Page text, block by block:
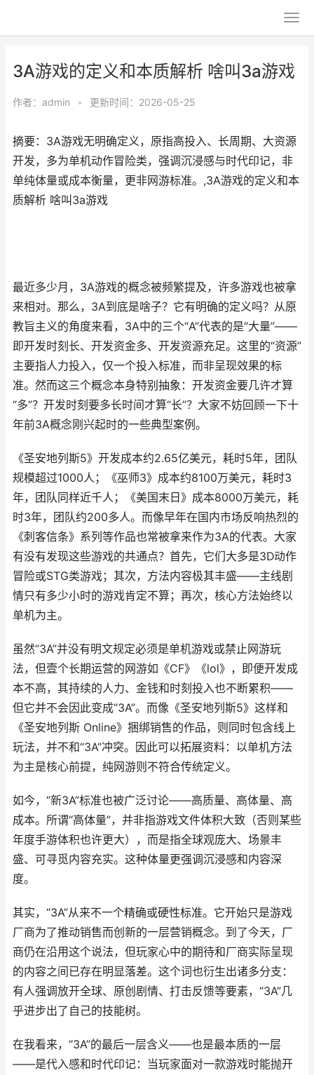
3A游戏的定义和本质解析 啥叫3a游戏
作者： admin • 更新时间：2026-05-25
摘要：3A游戏无明确定义，原指高投入、长周期、大资源
开发，多为单机动作冒险类，强调沉浸感与时代印记，非
单纯体量或成本衡量，更非网游标准。,3A游戏的定义和本
质解析 啥叫3a游戏
最近多少月，3A游戏的概念被频繁提及，许多游戏也被拿
来相对。那么，3A到底是啥子？它有明确的定义吗？从原
教旨主义的角度来看，3A中的三个“A”代表的是“大量”——
即开发时刻长、开发资金多、开发资源充足。这里的“资源”
主要指人力投入，仅一个投入标准，而非呈现效果的标
准。然而这三个概念本身特别抽象：开发资金要几许才算
“多”？开发时刻要多长时间才算“长”？大家不妨回顾一下十
年前3A概念刚兴起时的一些典型案例。
《圣安地列斯5》开发成本约2.65亿美元，耗时5年，团队
规模超过1000人；《巫师3》成本约8100万美元，耗时3
年，团队同样近千人；《美国末日》成本8000万美元，耗
时3年，团队约200多人。而像早年在国内市场反响热烈的
《刺客信条》系列等作品也常被拿来作为3A的代表。大家
有没有发现这些游戏的共通点？首先，它们大多是3D动作
冒险或STG类游戏；其次，方法内容极其丰盛——主线剧
情只有多少小时的游戏肯定不算；再次，核心方法始终以
单机为主。
虽然“3A”并没有明文规定必须是单机游戏或禁止网游玩
法，但壹个长期运营的网游如《CF》《lol》，即便开发成
本不高，其持续的人力、金钱和时刻投入也不断累积——
但它并不会因此变成“3A”。而像《圣安地列斯5》这样和
《圣安地列斯 Online》捆绑销售的作品，则同时包含线上
玩法，并不和“3A”冲突。因此可以拓展资料：以单机方法
为主是核心前提，纯网游则不符合传统定义。
如今，“新3A”标准也被广泛讨论——高质量、高体量、高
成本。所谓“高体量”，并非指游戏文件体积大致（否则某些
年度手游体积也许更大），而是指全球观庞大、场景丰
盛、可寻觅内容充实。这种体量更强调沉浸感和内容深
度。
其实，“3A”从来不一个精确或硬性标准。它开始只是游戏
厂商为了推动销售而创新的一层营销概念。到了今天，厂
商仍在沿用这个说法，但玩家心中的期待和厂商实际呈现
的内容之间已存在明显落差。这个词也衍生出诸多分支：
有人强调放开全球、原创剧情、打击反馈等要素，“3A”几
乎进步出了自己的技能树。
在我看来，“3A”的最后一层含义——也是最本质的一层
——是代入感和时代印记：当玩家面对一款游戏时能抛开